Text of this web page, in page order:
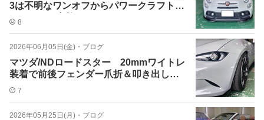
3は不明なワンオフからパワークラフト製
マフラーへ交換♪
8
2026年06月05日(金) ・ ブログ
マツダ/NDロードスター 20mmワイトレ
装着で前後フェンダー爪折＆叩き出し加
工でツライチに♪
7
2026年05月25日(月) ・ ブログ